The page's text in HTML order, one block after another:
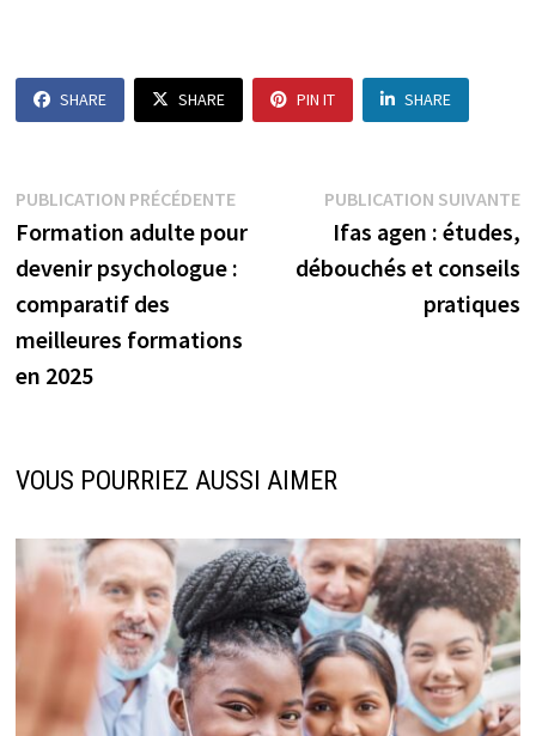
SHARE SHARE PIN IT SHARE
Navigation
de
l’article
PUBLICATION PRÉCÉDENTEPublication
précédente :
Formation adulte pour
devenir psychologue :
comparatif des
meilleures formations
en 2025
PUBLICATION SUIVANTE
Ifas agen : études,
débouchés et conseils
pratiques
VOUS POURRIEZ AUSSI AIMER